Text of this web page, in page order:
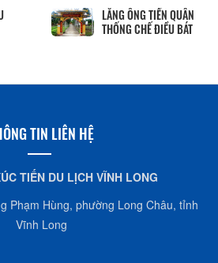
LĂNG ÔNG TIỀN QUÂN
THỐNG CHẾ ĐIỀU BÁT
TIN LIÊN HỆ
TIẾN DU LỊCH VĨNH LONG
Phạm Hùng, phường Long Châu, tỉnh
Vĩnh Long